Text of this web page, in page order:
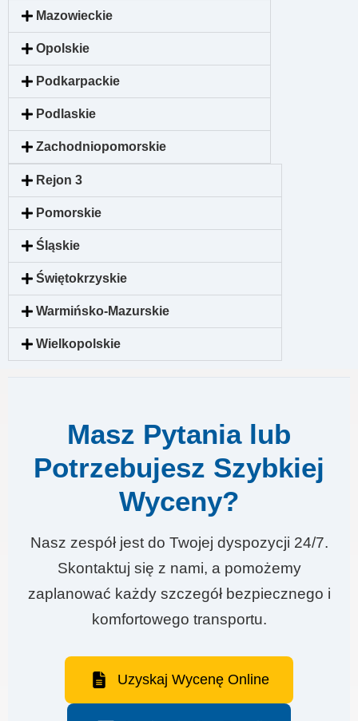
Rejon 3
Pomorskie
Śląskie
Świętokrzyskie
Warmińsko-Mazurskie
Wielkopolskie
Mazowieckie
Opolskie
Podkarpackie
Podlaskie
Zachodniopomorskie
Masz Pytania lub
Potrzebujesz Szybkiej
Wyceny?
Nasz zespół jest do Twojej dyspozycji 24/7.
Skontaktuj się z nami, a pomożemy
zaplanować każdy szczegół bezpiecznego i
komfortowego transportu.
Uzyskaj Wycenę Online